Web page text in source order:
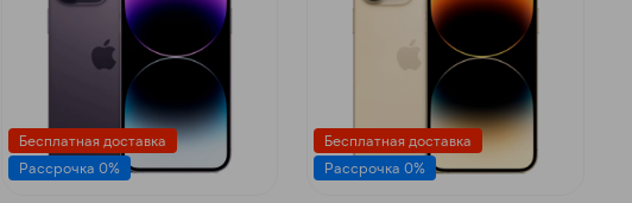
Бесплатная доставка
Рассрочка 0%
Бесплатная доставка
Рассрочка 0%